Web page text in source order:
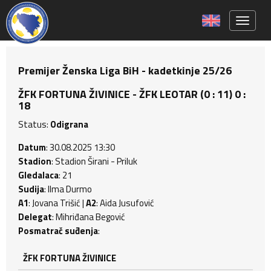
Premijer Ženska Liga BiH - kadetkinje 25/26
ŽFK FORTUNA ŽIVINICE - ŽFK LEOTAR (0 : 11) 0 :
18
Status: Odigrana
Datum: 30.08.2025 13:30
Stadion: Stadion Širani - Priluk
Gledalaca: 21
Sudija: Ilma Durmo
A1: Jovana Trišić |A2: Aida Jusufović
Delegat: Mihriđana Begović
Posmatrač suđenja:
ŽFK FORTUNA ŽIVINICE